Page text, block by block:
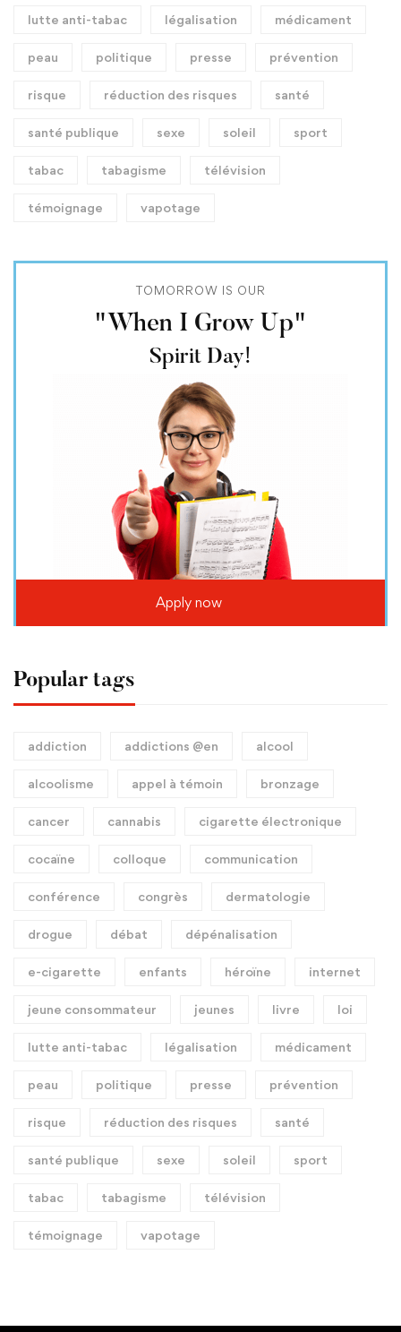
lutte anti-tabac légalisation médicament
peau politique presse prévention
risque réduction des risques santé
santé publique sexe soleil sport
tabac tabagisme télévision
témoignage vapotage
TOMORROW IS OUR
"When I Grow Up"
Spirit Day!
Apply now
Popular tags
addiction addictions @en alcool
alcoolisme appel à témoin bronzage
cancer cannabis cigarette électronique
cocaïne colloque communication
conférence congrès dermatologie
drogue débat dépénalisation
e-cigarette enfants héroïne internet
jeune consommateur jeunes livre loi
lutte anti-tabac légalisation médicament
peau politique presse prévention
risque réduction des risques santé
santé publique sexe soleil sport
tabac tabagisme télévision
témoignage vapotage